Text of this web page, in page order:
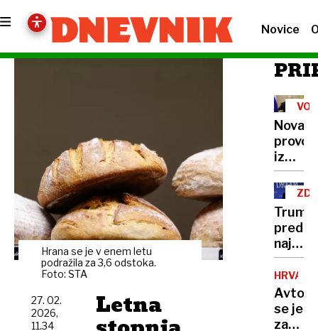
Novice
Hrana se je v enem letu
podražila za 3,6 odstoka.
Foto: STA
Letna
27. 02.
2026,
11.34
Nova
iz
Putin
Evropo
z
usodi
ZDA
Trump
pred
so
se je